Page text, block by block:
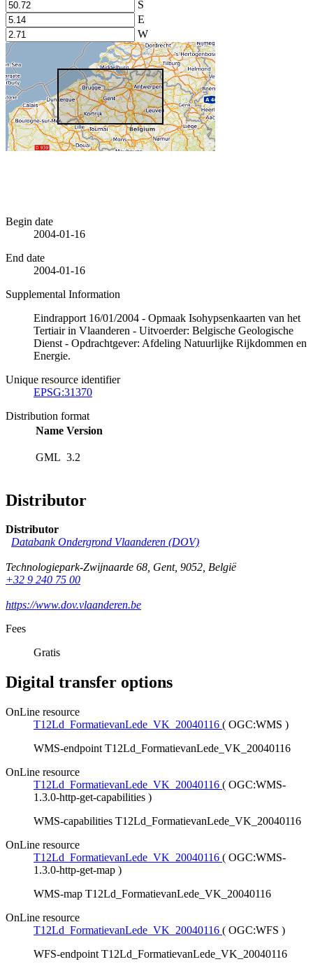
S
E
W
Begin date
2004-01-16
End date
2004-01-16
Supplemental Information
Eindrapport 16/01/2004 - Opmaak Isohypsenkaarten van het
Tertiair in Vlaanderen - Uitvoerder: Belgische Geologische
Dienst - Opdrachtgever: Afdeling Natuurlijke Rijkdommen en
Energie.
Unique resource identifier
EPSG:31370
Distribution format
Name Version
GML 3.2
Distributor
Distributor
Databank Ondergrond Vlaanderen (DOV)
Technologiepark-Zwijnaarde 68, Gent, 9052, België
+32 9 240 75 00
https://www.dov.vlaanderen.be
Fees
Gratis
Digital transfer options
OnLine resource
T12Ld_FormatievanLede_VK_20040116 ( OGC:WMS )
WMS-endpoint T12Ld_FormatievanLede_VK_20040116
OnLine resource
T12Ld_FormatievanLede_VK_20040116 ( OGC:WMS-
1.3.0-http-get-capabilities )
WMS-capabilities T12Ld_FormatievanLede_VK_20040116
OnLine resource
T12Ld_FormatievanLede_VK_20040116 ( OGC:WMS-
1.3.0-http-get-map )
WMS-map T12Ld_FormatievanLede_VK_20040116
OnLine resource
T12Ld_FormatievanLede_VK_20040116 ( OGC:WFS )
WFS-endpoint T12Ld_FormatievanLede_VK_20040116